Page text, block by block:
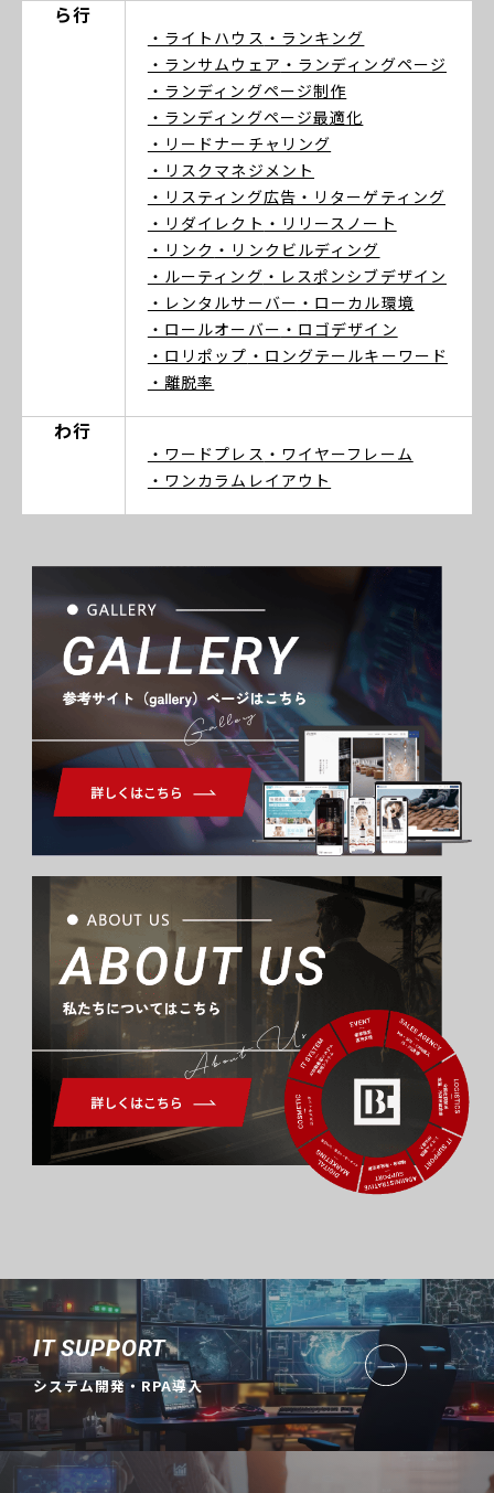
ら行
・ライトハウス ・ランキング
・ランサムウェア ・ランディングページ
・ランディングページ制作
・ランディングページ最適化
・リードナーチャリング
・リスクマネジメント
・リスティング広告 ・リターゲティング
・リダイレクト ・リリースノート
・リンク ・リンクビルディング
・ルーティング ・レスポンシブデザイン
・レンタルサーバー ・ローカル環境
・ロールオーバー ・ロゴデザイン
・ロリポップ ・ロングテールキーワード
・離脱率
わ行
・ワードプレス ・ワイヤーフレーム
・ワンカラムレイアウト
Gallery
About Us
IT SUPPORT
システム開発・RPA導入